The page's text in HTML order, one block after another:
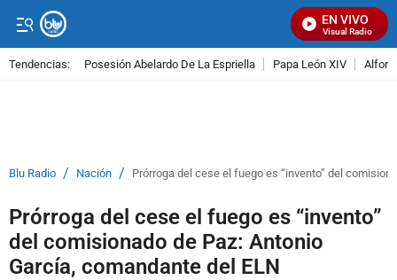
EN VIVO
Señal Visual Radio
Tendencias: Posesión Abelardo De La Espriella Papa León XIV
Blu Radio / Nación / Prórroga del cese el fuego es “invento” del
Prórroga del cese el fuego es “invento”
del comisionado de Paz: Antonio
García, comandante del ELN